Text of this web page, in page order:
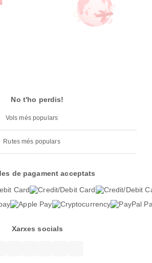
No t'ho perdis!
Vols més populars
Rutes més populars
de pagament acceptats
Xarxes socials